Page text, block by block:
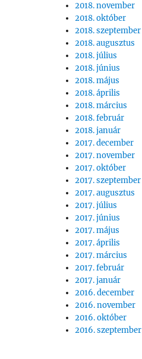
2018. november
2018. október
2018. szeptember
2018. augusztus
2018. július
2018. június
2018. május
2018. április
2018. március
2018. február
2018. január
2017. december
2017. november
2017. október
2017. szeptember
2017. augusztus
2017. július
2017. június
2017. május
2017. április
2017. március
2017. február
2017. január
2016. december
2016. november
2016. október
2016. szeptember